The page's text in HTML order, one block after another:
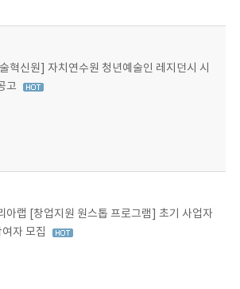
혁신원] 자치연수원 청년예술인 레지던시 시
고
아랩 [창업지원 원스톱 프로그램] 초기 사업자
자 모집